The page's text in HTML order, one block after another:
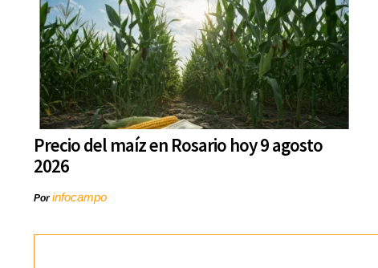
Precio del maíz en Rosario hoy 9 agosto
2026
Porinfocampo